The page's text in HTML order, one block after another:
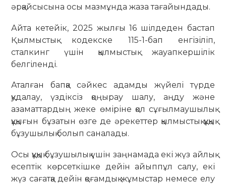
әрқайсысына осы мазмұнда жаза тағайындады.
Айта кетейік, 2025 жылғы 16 шілдеден бастап
Қылмыстық кодекске 115-1-бап енгізіліп,
сталкинг үшін қылмыстық жауапкершілік
белгіленді.
Аталған бапқа сәйкес адамды жүйелі түрде
қудалау, үздіксіз қоңырау шалу, аңду және
азаматтардың жеке өміріне қол сұғылмаушылық
құқығын бұзатын өзге де әрекеттер қылмыстық құқық
бұзушылық болып саналады.
Осы құқық бұзушылық үшін заңнамада екі жүз айлық
есептік көрсеткішке дейін айыппұл салу, екі
жүз сағатқа дейін қоғамдық жұмыстар немесе елу